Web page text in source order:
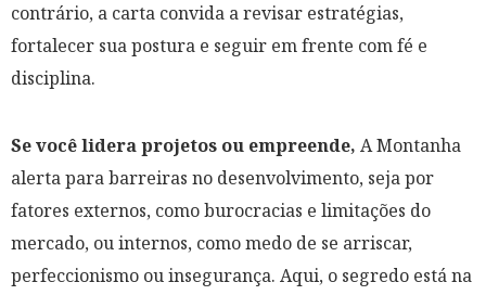
contrário, a carta convida a revisar estratégias,
fortalecer sua postura e seguir em frente com fé e
disciplina.
Se você lidera projetos ou empreende, A Montanha
alerta para barreiras no desenvolvimento, seja por
fatores externos, como burocracias e limitações do
mercado, ou internos, como medo de se arriscar,
perfeccionismo ou insegurança. Aqui, o segredo está na